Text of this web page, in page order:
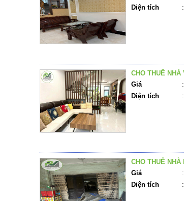
Diện tích
:
CHO THUÊ NHÀ
Giá
:
Diện tích
:
CHO THUÊ
Giá
:
Diện tích
: